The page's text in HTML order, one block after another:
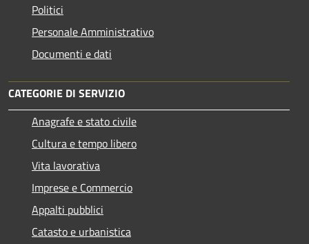
Politici
Personale Amministrativo
Documenti e dati
CATEGORIE DI SERVIZIO
Anagrafe e stato civile
Cultura e tempo libero
Vita lavorativa
Imprese e Commercio
Appalti pubblici
Catasto e urbanistica